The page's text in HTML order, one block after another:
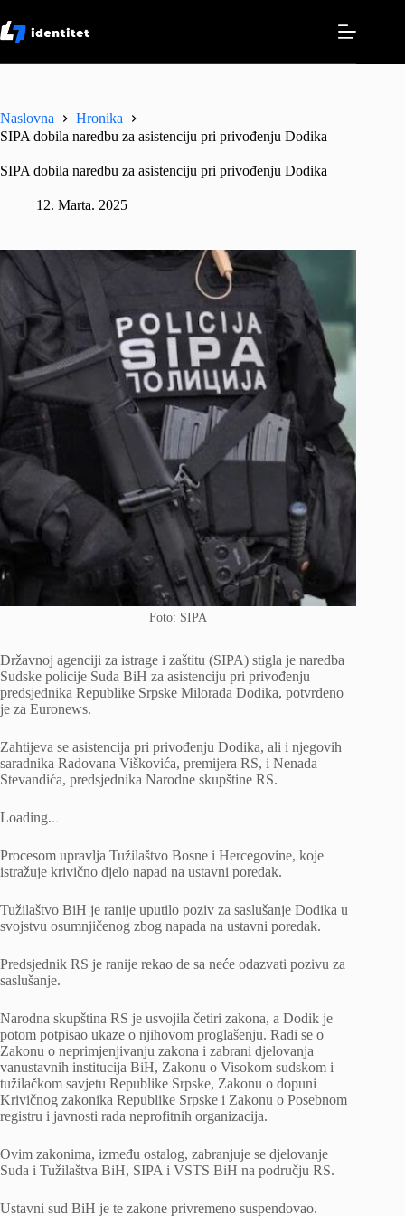
to
content
Naslovna
Hronika
SIPA dobila naredbu za asistenciju pri privođenju Dodika
SIPA dobila naredbu za asistenciju pri privođenju Dodika
12. Marta. 2025
Foto: SIPA
Državnoj agenciji za istrage i zaštitu (SIPA) stigla je naredba
Sudske policije Suda BiH za asistenciju pri privođenju
predsjednika Republike Srpske Milorada Dodika, potvrđeno
je za Euronews.
Zahtijeva se asistencija pri privođenju Dodika, ali i njegovih
saradnika Radovana Viškovića, premijera RS, i Nenada
Stevandića, predsjednika Narodne skupštine RS.
Loading...
Procesom upravlja Tužilaštvo Bosne i Hercegovine, koje
istražuje krivično djelo napad na ustavni poredak.
Tužilaštvo BiH je ranije uputilo poziv za saslušanje Dodika u
svojstvu osumnjičenog zbog napada na ustavni poredak.
Predsjednik RS je ranije rekao de sa neće odazvati pozivu za
saslušanje.
Narodna skupština RS je usvojila četiri zakona, a Dodik je
potom potpisao ukaze o njihovom proglašenju. Radi se o
Zakonu o neprimjenjivanju zakona i zabrani djelovanja
vanustavnih institucija BiH, Zakonu o Visokom sudskom i
tužilačkom savjetu Republike Srpske, Zakonu o dopuni
Krivičnog zakonika Republike Srpske i Zakonu o Posebnom
registru i javnosti rada neprofitnih organizacija.
Ovim zakonima, između ostalog, zabranjuje se djelovanje
Suda i Tužilaštva BiH, SIPA i VSTS BiH na području RS.
Ustavni sud BiH je te zakone privremeno suspendovao.